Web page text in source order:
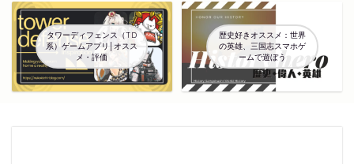
タワーディフェンス（TD
系）ゲームアプリ│オスス
メ・評価
歴史好きオススメ：世界
の英雄、三国志スマホゲ
ームで遊ぼう